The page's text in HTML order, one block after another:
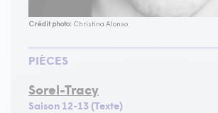
Crédit photo: Christina Alonso
PIÈCES
Sorel-Tracy
Saison 12-13 (Texte)